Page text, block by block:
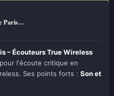
Paris…
– Écouteurs True Wireless
l'écoute critique en
Ses points forts : Son et